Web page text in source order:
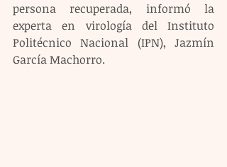
persona recuperada, informó la
experta en virología del Instituto
Politécnico Nacional (IPN), Jazmín
García Machorro.